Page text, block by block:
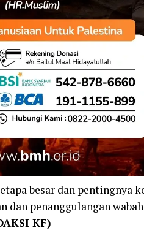
besar dan pentingnya
dan penanggulangan
KF)